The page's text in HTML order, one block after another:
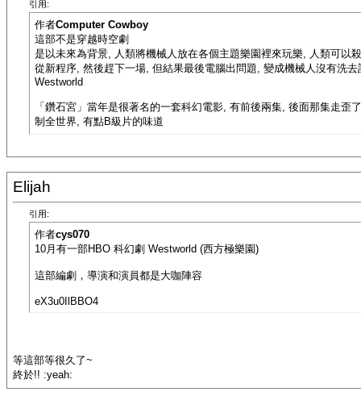
引用:
作者Computer Cowboy
這部不是穿越時空劇
是以未來為背景, 人類將機械人放在各個主題樂園裡來玩樂, 人類可
從新程序, 然後趕下一場, 但結果最後電腦出問題, 變成機械人沒有洗
Westworld
「鑽石宮」當年是很著名的一套科幻電影, 有前後兩集, 後面那集走
制全世界, 有點B級片的味道
Elijah
引用:
作者cys070
10月有一部HBO 科幻劇 Westworld (西方極樂園)
這部編劇，導演和演員都是大咖陣容
eX3u0IlBBO4
等這部等很久了~
終於!! :yeah: